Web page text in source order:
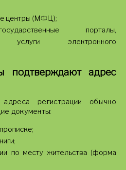
центры (МФЦ);
порталы,
услуги электронного
подтверждают адрес
регистрации обычно
документы:
по месту жительства (форма